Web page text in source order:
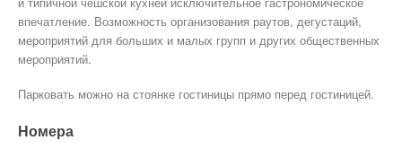
впечатление. Возможность организования раутов, дегустаций,
мероприятий для больших и малых групп и других общественных
мероприятий.
Парковать можно на стоянке гостиницы прямо перед гостиницей.
Номера